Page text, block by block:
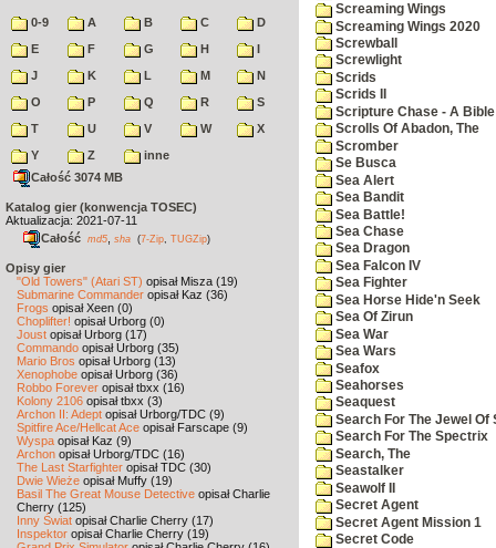
0-9 A B C
D
E
F G H
I
J
K L M
N
O
P Q R
S
T
U V W
X
Y
Z
inne
Całość 3074 MB
Katalog gier (konwencja TOSEC)
Aktualizacja: 2021-07-11
Całość md5 sha (7-Zip TUGZip)
Opisy gier
"Old Towers" (Atari ST) opisał Misza (19)
Submarine Commander opisał Kaz (36)
Frogs opisał Xeen (0)
Choplifter! opisał Urborg (0)
Joust opisał Urborg (17)
Commando opisał Urborg (35)
Mario Bros opisał Urborg (13)
Xenophobe opisał Urborg (36)
Robbo Forever opisał tbxx (16)
Kolony 2106 opisał tbxx (3)
Archon II: Adept opisał Urborg/TDC (9)
Spitfire Ace/Hellcat Ace opisał Farscape (9)
Wyspa opisał Kaz (9)
Archon opisał Urborg/TDC (16)
The Last Starfighter opisał TDC (30)
Dwie Wieże opisał Muffy (19)
Basil The Great Mouse Detective opisał Charlie
Cherry (125)
Inny Świat opisał Charlie Cherry (17)
Inspektor opisał Charlie Cherry (19)
Screaming Wings
Screaming Wings 2020
Screwball
Screwlight
Scrids
Scrids II
Scripture Chase - A Bible
Scrolls Of Abadon, The
Scromber
Se Busca
Sea Alert
Sea Bandit
Sea Battle!
Sea Chase
Sea Dragon
Sea Falcon IV
Sea Fighter
Sea Horse Hide'n Seek
Sea Of Zirun
Sea War
Sea Wars
Seafox
Seahorses
Seaquest
Search For The Jewel Of
Search For The Spectrix
Search, The
Seastalker
Seawolf II
Secret Agent
Secret Agent Mission 1
Secret Code